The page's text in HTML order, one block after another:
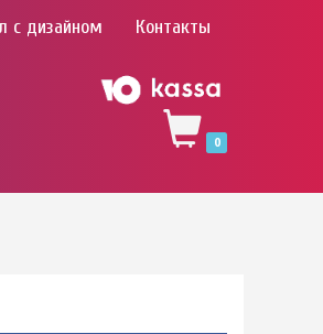
с дизайном Контакты
0